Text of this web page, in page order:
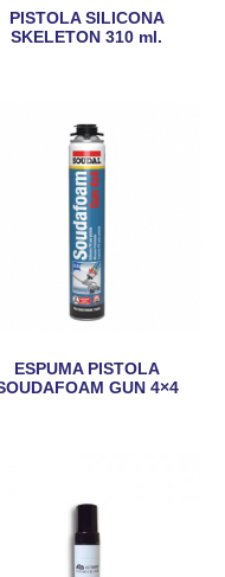
PISTOLA SILICONA
SKELETON 310 ml.
ESPUMA PISTOLA
GUN 4×4